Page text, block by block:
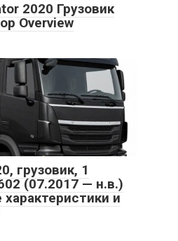
2020 Грузовик
Overview
грузовик, 1
(07.2017 — н.в.)
и